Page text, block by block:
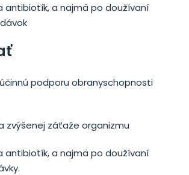
antibiotík, a najmä po doužívaní
podporu obranyschopnosti
zvýšenej záťaže organizmu
antibiotík, a najmä po doužívaní